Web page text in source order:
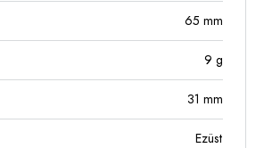
65 mm
9 g
31 mm
Ezüst